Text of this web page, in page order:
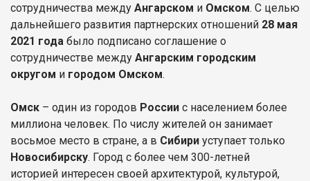
сотрудничества между Ангарском и Омском. С целью
дальнейшего развития партнерских отношений 28 мая
2021 года было подписано соглашение о
сотрудничестве между Ангарским городским
округом и городом Омском.
Омск – один из городов России с населением более
миллиона человек. По числу жителей он занимает
восьмое место в стране, а в Сибири уступает только
Новосибирску. Город с более чем 300-летней
историей интересен своей архитектурой, культурой,